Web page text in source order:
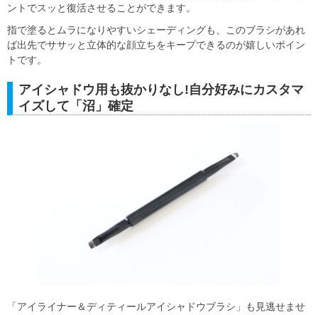
ントでスッと復活させることができます。
指で塗るとムラになりやすいシェーディングも、このブラシがあれ
ば出先でササッと立体的な顔立ちをキープできるのが嬉しいポイン
トです。
アイシャドウ用も抜かりなし!自分好みにカスタマ
イズして「沼」確定
「アイライナー＆ディティールアイシャドウブラシ」も見逃せませ